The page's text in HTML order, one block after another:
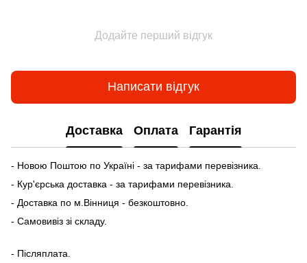
Додайте перший відгук
Написати відгук
Доставка Оплата Гарантія
- Новою Поштою по Україні - за тарифами перевізника.
- Кур'єрська доставка - за тарифами перевізника.
- Доставка по м.Вінниця - безкоштовно.
- Самовивіз зі складу.
- Післяплата.